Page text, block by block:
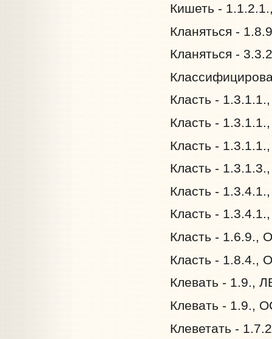
Кишеть -
Кланяться -
Кланяться -
Класть -
Класть -
Класть -
Класть -
Класть -
Класть -
Класть - 1.6.9.,
Класть - 1.8.4.,
Клевать - 1.9.,
Клевать - 1.9.,
Клеветать -